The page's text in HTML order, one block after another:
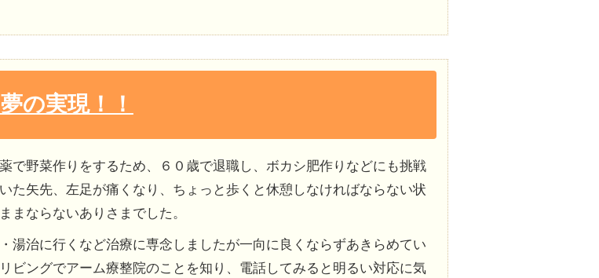
の実現！！
で野菜作りをするため、６０歳で退職し、ボカシ肥作りなどにも挑戦
た矢先、左足が痛くなり、ちょっと歩くと休憩しなければならない状
まならないありさまでした。
湯治に行くなど治療に専念しましたが一向に良くならずあきらめてい
ビングでアーム療整院のことを知り、電話してみると明るい対応に気